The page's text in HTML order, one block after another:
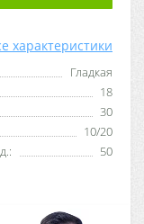
характеристики
Гладкая
18
30
10/20
50